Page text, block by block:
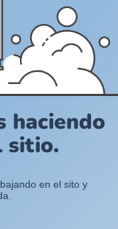
haciendo
sitio.
en el sito y